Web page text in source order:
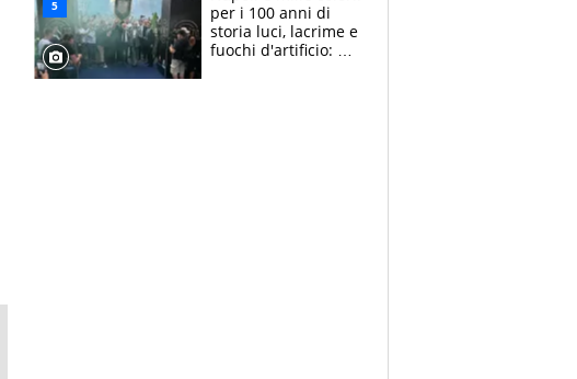
per i 100 anni di
storia luci, lacrime e
fuochi d'artificio: De